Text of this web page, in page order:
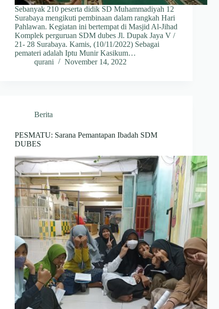
Sebanyak 210 peserta didik SD Muhammadiyah 12
Surabaya mengikuti pembinaan dalam rangkah Hari
Pahlawan. Kegiatan ini bertempat di Masjid Al-Jihad
Komplek perguruan SDM dubes Jl. Dupak Jaya V /
21- 28 Surabaya. Kamis, (10/11/2022) Sebagai
pemateri adalah Iptu Munir Kasikum…
qurani
November 14, 2022
Berita
PESMATU: Sarana Pemantapan Ibadah SDM
DUBES